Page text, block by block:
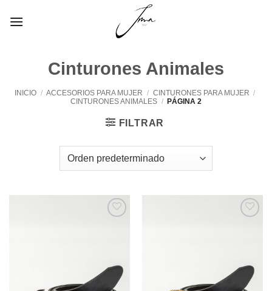
Cinturones Animales
INICIO / ACCESORIOS PARA MUJER / CINTURONES PARA MUJER /
CINTURONES ANIMALES / PÁGINA 2
FILTRAR